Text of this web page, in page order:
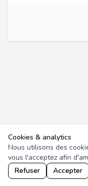
Cookies & analytics
Nous utilisons des
vous l'acceptez afin
Refuser
Accepter